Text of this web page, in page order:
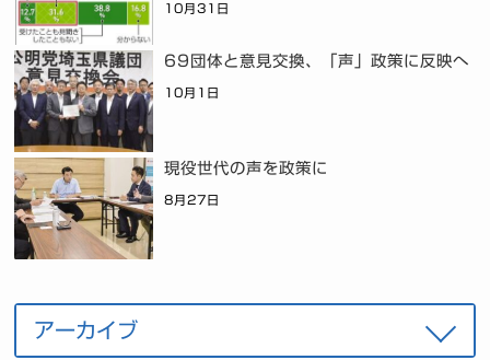
10月31日
69団体と意見交換、「声」政策に反映へ
10月1日
現役世代の声を政策に
8月27日